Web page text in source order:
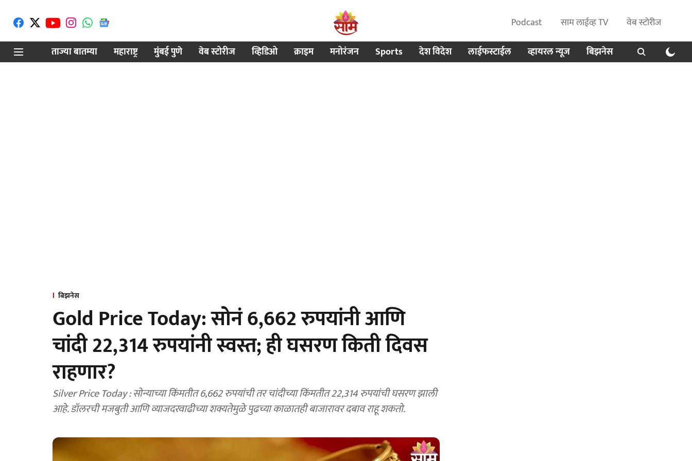
Podcast साम लाईव्ह TV
वेब स्टोरीज
ताज्या बातम्या
महाराष्ट्र मुंबई पुणे वेब स्टोरीज व्हिडिओ क्राइम मनोरंजन Sports देश विदेश लाईफस्टाईल व्हायरल न्यूज बिझनेस
बिझनेस
Gold Price Today: सोनं 6,662 रुपयांनी आणि
चांदी 22,314 रुपयांनी स्वस्त; ही घसरण किती दिवस
राहणार?
Silver Price Today : सोन्याच्या किंमतीत 6,662 रुपयांची तर चांदीच्या किंमतीत 22,314 रुपयांची घसरण झाली
आहे. डॉलरची मजबुती आणि व्याजदरवाढीच्या शक्यतेमुळे पुढच्या काळातही बाजारावर दबाव राहू शकतो.